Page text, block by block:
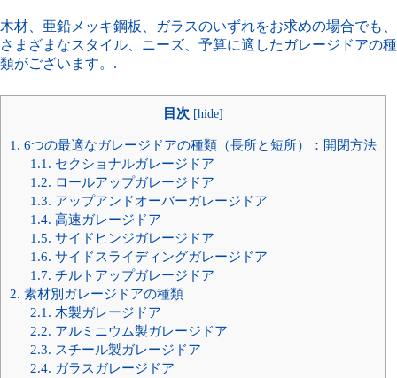
木材、亜鉛メッキ鋼板、ガラスのいずれをお求めの場合でも、
さまざまなスタイル、ニーズ、予算に適したガレージドアの種
類がございます。.
目次 [hide]
1. 6つの最適なガレージドアの種類（長所と短所）：開閉方法
1.1. セクショナルガレージドア
1.2. ロールアップガレージドア
1.3. アップアンドオーバーガレージドア
1.4. 高速ガレージドア
1.5. サイドヒンジガレージドア
1.6. サイドスライディングガレージドア
1.7. チルトアップガレージドア
2. 素材別ガレージドアの種類
2.1. 木製ガレージドア
2.2. アルミニウム製ガレージドア
2.3. スチール製ガレージドア
2.4. ガラスガレージドア